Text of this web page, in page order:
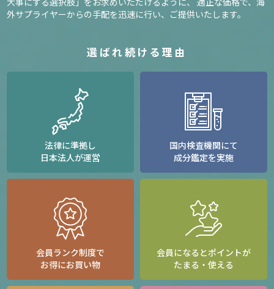
外サプライヤーからの手配を迅速に行い、ご提供いたします。
選ばれ続ける理由
法律に準拠し
日本法人が運営
国内検査機関にて
成分鑑定を実施
会員ランク制度で
お得にお買い物
会員になるとポイントが
たまる・使える